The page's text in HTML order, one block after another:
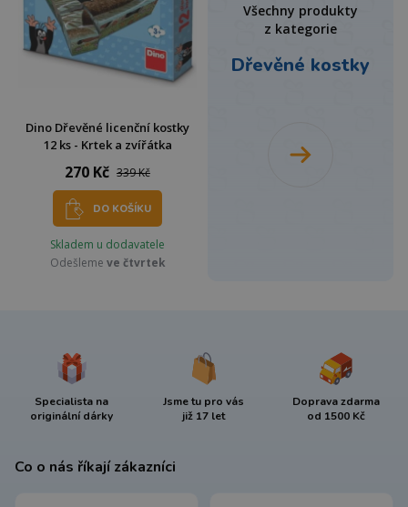
Dino Dřevěné licenční kostky
12 ks - Krtek a zvířátka
270 Kč 339 Kč
DO KOŠÍKU
Skladem u dodavatele
Odešleme ve čtvrtek
Všechny produkty
z kategorie
Dřevěné kostky
Specialista na
originální dárky
Jsme tu pro vás
již 17 let
Doprava zdarma
od 1500 Kč
Co o nás říkají zákazníci